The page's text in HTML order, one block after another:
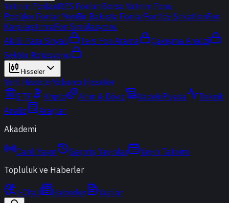
Yatırım FonlarıBES FonlarıBorsa Yatırım Fonu
Popüler Fonlar YeniBir Bakışta FonlarPortföy ŞirketleriFon
KarşılaştırmaFon Simülasyonu
Akıllı Para Sinyali
Ters Fon Arama
Çakışma Analizi
Sektör Rotasyonu
Hisseler
Yerli HisselerYabancı Hisseler
ETF
Kripto Altın & Döviz Vadeli Piyasa
Teknik
Analiz
Araçlar
Akademi
Canlı Yayın Geçmiş Yayınlar
Yayın Takvimi
Topluluk ve Haberler
t-Chat Haberler Yazılar